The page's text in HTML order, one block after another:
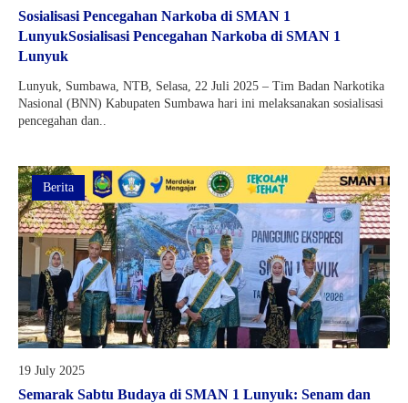
Sosialisasi Pencegahan Narkoba di SMAN 1
LunyukSosialisasi Pencegahan Narkoba di SMAN 1
Lunyuk
Lunyuk, Sumbawa, NTB, Selasa, 22 Juli 2025 – Tim Badan Narkotika
Nasional (BNN) Kabupaten Sumbawa hari ini melaksanakan sosialisasi
pencegahan dan..
Berita
19 July 2025
Semarak Sabtu Budaya di SMAN 1 Lunyuk: Senam dan